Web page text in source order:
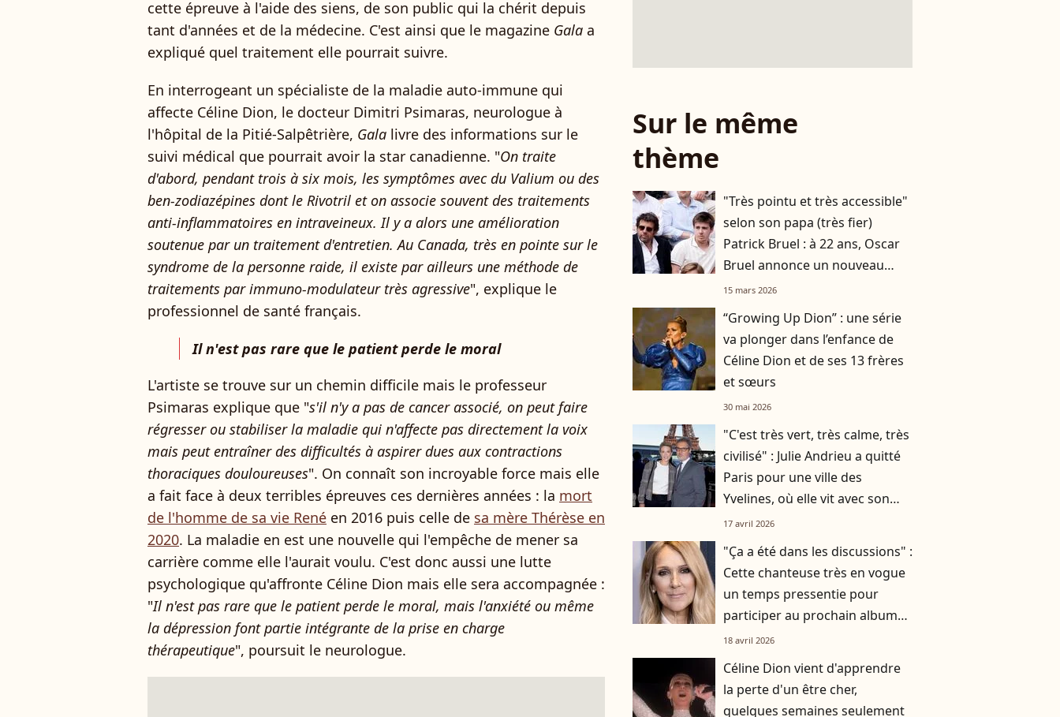
cette épreuve à l'aide des siens, de son public qui la chérit depuis
tant d'années et de la médecine. C'est ainsi que le magazine Gala a
expliqué quel traitement elle pourrait suivre.
En interrogeant un spécialiste de la maladie auto-immune qui
affecte Céline Dion, le docteur Dimitri Psimaras, neurologue à
l'hôpital de la Pitié-Salpêtrière, Gala livre des informations sur le
suivi médical que pourrait avoir la star canadienne. "On traite
d'abord, pendant trois à six mois, les symptômes avec du Valium ou des
ben-zodiazépines dont le Rivotril et on associe souvent des traitements
anti-inflammatoires en intraveineux. Il y a alors une amélioration
soutenue par un traitement d'entretien. Au Canada, très en pointe sur le
syndrome de la personne raide, il existe par ailleurs une méthode de
traitements par immuno-modulateur très agressive", explique le
professionnel de santé français.
Il n'est pas rare que le patient perde le moral
L'artiste se trouve sur un chemin difficile mais le professeur
Psimaras explique que "s'il n'y a pas de cancer associé, on peut faire
régresser ou stabiliser la maladie qui n'affecte pas directement la voix
mais peut entraîner des difficultés à aspirer dues aux contractions
thoraciques douloureuses". On connaît son incroyable force mais elle
a fait face à deux terribles épreuves ces dernières années : la mort
de l'homme de sa vie René en 2016 puis celle de sa mère Thérèse en
2020. La maladie en est une nouvelle qui l'empêche de mener sa
carrière comme elle l'aurait voulu. C'est donc aussi une lutte
psychologique qu'affronte Céline Dion mais elle sera accompagnée :
"Il n'est pas rare que le patient perde le moral, mais l'anxiété ou même
la dépression font partie intégrante de la prise en charge
thérapeutique", poursuit le neurologue.
Sur le même
thème
"Très pointu et très accessible"
selon son papa (très fier)
Patrick Bruel : à 22 ans, Oscar
Bruel annonce un nouveau
projet lié aux neurosciences
15 mars 2026
“Growing Up Dion” : une série
va plonger dans l’enfance de
Céline Dion et de ses 13 frères
et sœurs
30 mai 2026
"C'est très vert, très calme, très
civilisé" : Julie Andrieu a quitté
Paris pour une ville des
Yvelines, où elle vit avec son
mari et leurs deux enfants
17 avril 2026
"Ça a été dans les discussions" :
Cette chanteuse très en vogue
un temps pressentie pour
participer au prochain album
de Céline Dion
18 avril 2026
Céline Dion vient d'apprendre
la perte d'un être cher,
quelques semaines seulement